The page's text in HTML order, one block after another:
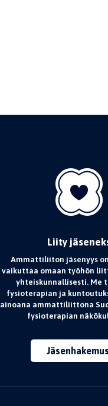
Liity
Ammattiliiton jäsenyys
vaikuttaa omaan työhön
yhteiskunnallisesti. Me
fysioterapian ja
ainoana ammattiliittona
fysioterapian